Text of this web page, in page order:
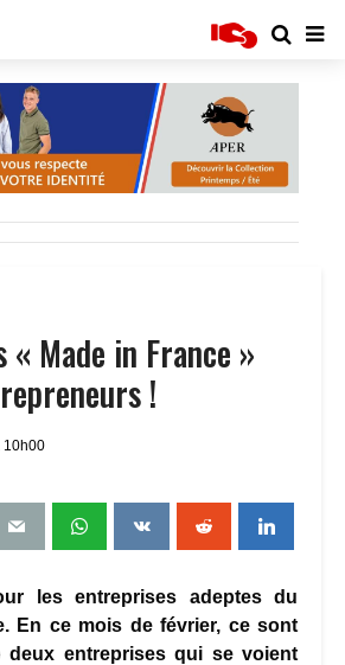
« Made in France »
!
10h00
les entreprises adeptes du
En ce mois de février, ce sont
entreprises qui se voient